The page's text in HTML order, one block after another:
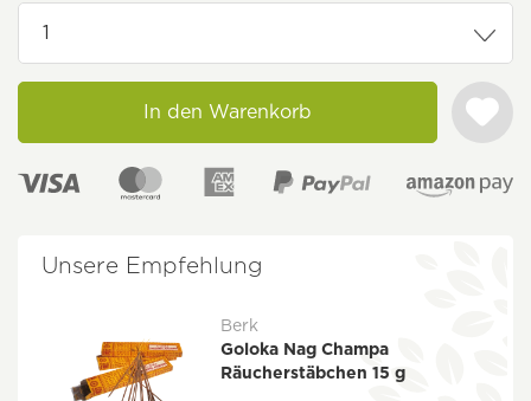
In den Warenkorb
Unsere Empfehlung
Berk
Goloka Nag Champa
Räucherstäbchen 15 g